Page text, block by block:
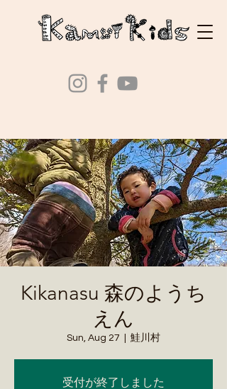
Kikanasu 森のようち
えん
Sun, Aug 27 鮭川村
受付が終了しました